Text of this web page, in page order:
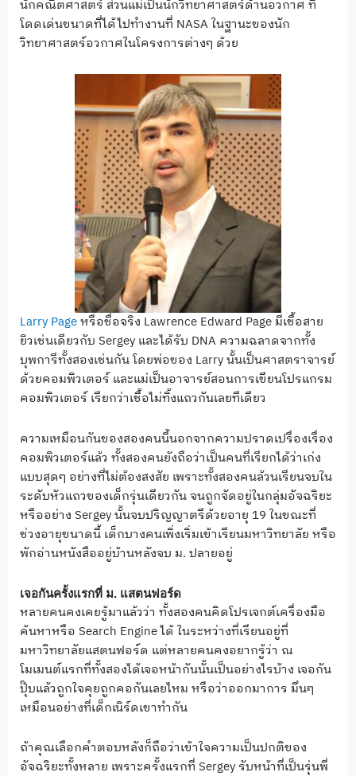
นักคณิตศาสตร์ ส่วนแม่เป็นนักวิทยาศาสตร์ด้านอวกาศ ที่
โดดเด่นขนาดที่ได้ไปทำงานที่ NASA ในฐานะของนัก
วิทยาศาสตร์อวกาศในโครงการต่างๆ ด้วย
Larry Pageหรือชื่อจริง Lawrence Edward Page มีเชื้อสาย
ยิวเช่นเดียวกับ Sergey และได้รับ DNA ความฉลาดจากทั้ง
บุพการีทั้งสองเช่นกัน โดยพ่อของ Larry นั้นเป็นศาสตราจารย์
ด้วยคอมพิวเตอร์ และแม่เป็นอาจารย์สอนการเขียนโปรแกรม
คอมพิวเตอร์ เรียกว่าเชื้อไม่ทิ้งแถวกันเลยทีเดียว
ความเหมือนกันของสองคนนี้นอกจากความปราดเปรื่องเรื่อง
คอมพิวเตอร์แล้ว ทั้งสองคนยังถือว่าเป็นคนที่เรียกได้ว่าเก่ง
แบบสุดๆ อย่างที่ไม่ต้องสงสัย เพราะทั้งสองคนล้วนเรียนจบใน
ระดับหัวแถวของเด็กรุ่นเดียวกัน จนถูกจัดอยู่ในกลุ่มอัจฉริยะ
หรืออย่าง Sergey นั้นจบปริญญาตรีด้วยอายุ 19 ในขณะที่
ช่วงอายุขนาดนี้ เด็กบางคนเพิ่งเริ่มเข้าเรียนมหาวิทยาลัย หรือ
พักอ่านหนังสืออยู่บ้านหลังจบ ม. ปลายอยู่
เจอกันครั้งแรกที่ ม. แสตนฟอร์ด
หลายคนคงเคยรู้มาแล้วว่า ทั้งสองคนคิดโปรเจกต์เครื่องมือ
ค้นหาหรือ Search Engine ได้ ในระหว่างที่เรียนอยู่ที่
มหาวิทยาลัยแสตนฟอร์ด แต่หลายคนคงอยากรู้ว่า ณ
โมเมนต์แรกที่ทั้งสองได้เจอหน้ากันนั้นเป็นอย่างไรบ้าง เจอกัน
ปุ๊บแล้วถูกใจคุยถูกคอกันเลยไหม หรือว่าออกมาการ มึนๆ
เหมือนอย่างที่เด็กเนิร์ดเขาทำกัน
ถ้าคุณเลือกคำตอบหลังก็ถือว่าเข้าใจความเป็นปกติของ
อัจฉริยะทั้งหลาย เพราะครั้งแรกที่ Sergey รับหน้าที่เป็นรุ่นพี่